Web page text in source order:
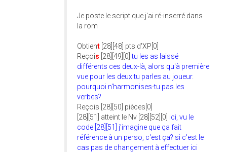
Je poste le script que j'ai ré-inserré dans
la rom
Obtient [28][48] pts d'XP[0]
Reçois [28][49][0]tu les as laissé
différents ces deux-là, alors qu'à première
vue pour les deux tu parles au joueur.
pourquoi n'harmonises-tu pas les
verbes?
Reçois [28][50] pièces[0]
[28][51] atteint le Nv [28][52][0] ici, vu le
code [28][51] j'imagine que ça fait
référence à un perso, c'est ça? si c'est le
cas pas de changement à effectuer ici